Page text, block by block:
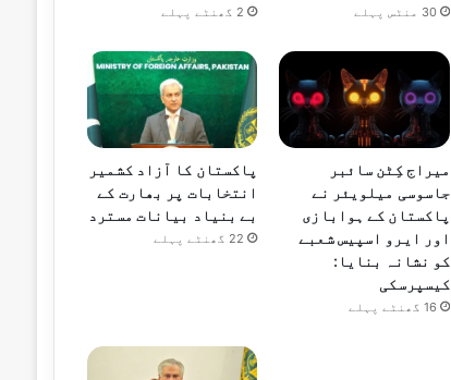
30 منٹس پہلے 2 گھنٹے پہلے
میراج کِٹن سائبر
جاسوسی میلویئر نے
پاکستان کے ہوابازی
اور ایرو اسپیس شعبے
کو نشانہ بنایا:
کیسپرسکی
16 گھنٹے پہلے
پاکستان کا آزاد کشمیر
انتخابات پر بھارت کے
بے بنیاد بیانات مسترد
22 گھنٹے پہلے